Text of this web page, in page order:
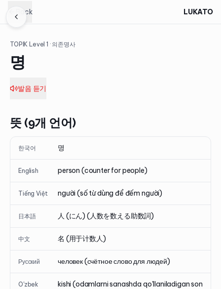
Back LUKATO
TOPIK Level1 · 의존명사
명
발음 듣기
뜻 (9개 언어)
한국어 명
English person (counter for people)
Tiếng Việt người (số từ dùng để đếm người)
日本語 人 (にん) (人数を数える助数詞)
中文 名 (用于计数人)
Русский человек (счётное слово для людей)
O'zbek
kishi (odamlarni sanashda qo'llaniladigan son